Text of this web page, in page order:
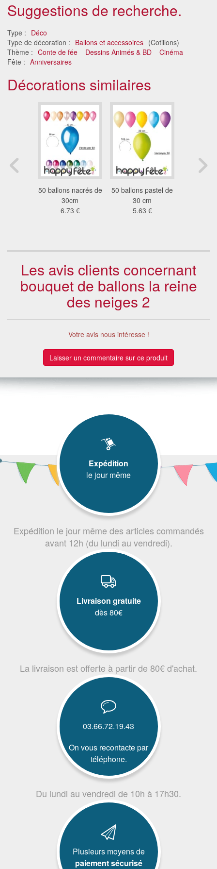
Suggestions de recherche.
Type : Déco
Type de décoration : Ballons et accessoires (Cotillons)
Thème : Conte de fée Dessins Animés & BD
Cinéma
Fête : Anniversaires
Décorations similaires
50 ballons nacrés de
30cm
6.73 €
50 ballons pastel de
30 cm
5.63 €
Les avis clients concernant
bouquet de ballons la reine
des neiges 2
Votre avis nous intéresse !
Laisser un commentaire sur ce produit
Expédition
le jour même
Expédition le jour même des articles commandés
avant 12h (du lundi au vendredi).
Livraison gratuite
dès 80€
La livraison est offerte à partir de 80€ d'achat.
03.66.72.19.43
On vous recontacte par
téléphone.
Du lundi au vendredi de 10h à 17h30.
Plusieurs moyens de
paiement sécurisé